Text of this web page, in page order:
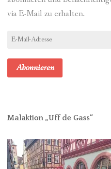
via E-Mail zu erhalten.
E-
Abonnieren
Malaktion „Uff de Gass“